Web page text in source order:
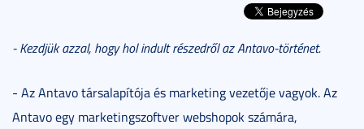
- Kezdjük azzal, hogy hol indult részedről az Antavo-történet.
- Az Antavo társalapítója és marketing vezetője vagyok. Az
Antavo egy marketingszoftver webshopok számára,